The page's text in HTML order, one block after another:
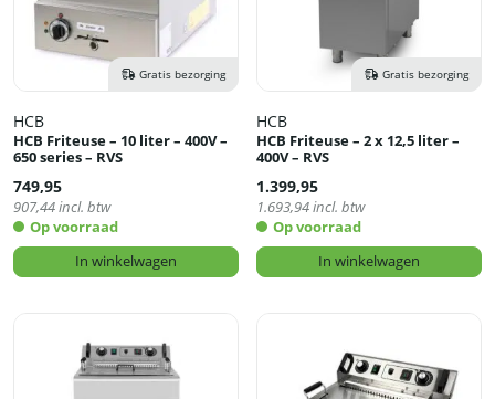
Gratis bezorging
HCB
HCB Friteuse – 10 liter – 400V –
650 series – RVS
749,95
907,44incl. btw
Op voorraad
In winkelwagen
Gratis bezorging
HCB
HCB Friteuse – 2 x 12,5 liter –
400V – RVS
1.399,95
1.693,94incl. btw
Op voorraad
In winkelwagen